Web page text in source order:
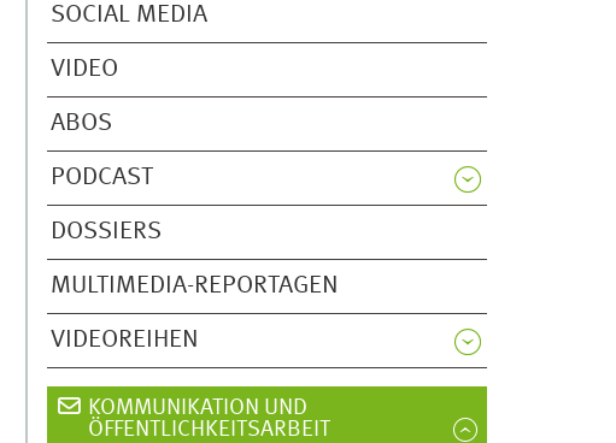
SOCIAL MEDIA
VIDEO
ABOS
PODCAST
DOSSIERS
MULTIMEDIA-REPORTAGEN
VIDEOREIHEN
KOMMUNIKATION UND
ÖFFENTLICHKEITSARBEIT